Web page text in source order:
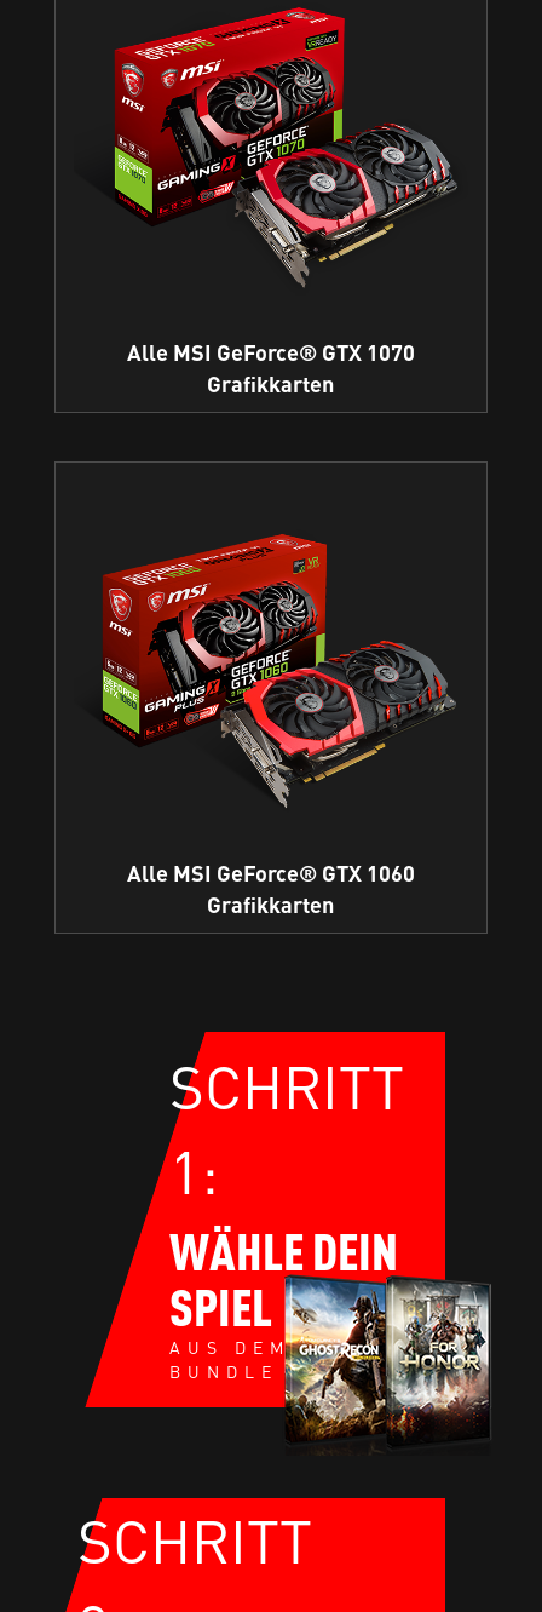
Alle MSI GeForce® GTX 1070
Grafikkarten
Alle MSI GeForce® GTX 1060
Grafikkarten
SCHRITT
1:
WÄHLE DEIN
SPIEL
AUS DEM NVIDIA
BUNDLE
SCHRITT